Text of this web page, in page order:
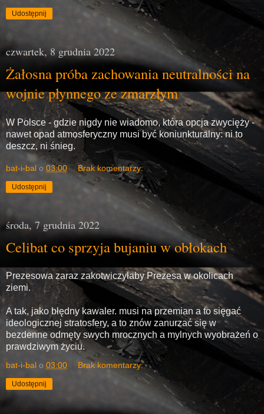
Udostępnij
czwartek, 8 grudnia 2022
Żałosna próba zachowania neutralności na
wojnie płynnego ze zmarzłym
W Polsce - gdzie nigdy nie wiadomo, która opcja zwycięży -
nawet opad atmosferyczny musi być koniunkturalny: ni to
deszcz, ni śnieg.
bat-i-bal o 03:00 Brak komentarzy:
Udostępnij
środa, 7 grudnia 2022
Celibat co sprzyja bujaniu w obłokach
Prezesowa zaraz zakotwiczyłaby Prezesa w okolicach
ziemi.
A tak, jako błędny kawaler. musi na przemian a to sięgać
ideologicznej stratosfery, a to znów zanurzać się w
bezdenne odmęty swych mrocznych a mylnych wyobrażeń o
prawdziwym życiu.
bat-i-bal o 03:00 Brak komentarzy:
Udostępnij